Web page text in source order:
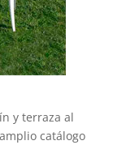
y terraza al
catálogo